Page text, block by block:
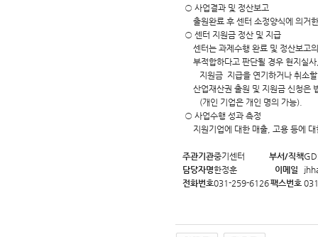
○ 사업결과 및 정산보고
출원완료 후 센터 소정양식에 의거
○ 센터 지원금 정산 및 지급
센터는 과제수행 완료 및 정산보고
부적합하다고 판단될 경우 현지실
지원금 지급을 연기하거나 취소할
산업재산권 출원 및 지원금 신청은
(개인 기업은 개인 명의 가능).
○ 사업수행 성과 측정
지원기업에 대한 매출, 고용 등에 대
주관기관중기센터 부서/직책
담당자명한정훈 이메일
전화번호031-259-6126팩스번호